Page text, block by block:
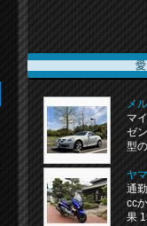
メ
マ
ゼ
型
ヤ
通
cc
果